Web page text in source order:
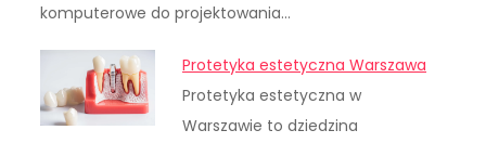
komputerowe do projektowania…
Protetyka estetyczna Warszawa
Protetyka estetyczna w
Warszawie to dziedzina